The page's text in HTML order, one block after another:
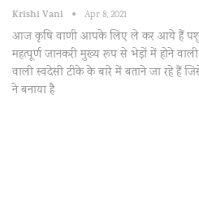
Krishi Vani Apr 8, 2021
आज कृषि वाणी आपके लिए ले कर आये हैं
महत्पूर्ण जानकरी मुख्य रूप से भेड़ों में होने
वाली स्वदेसी टीके के बारे में बताने जा रहे
ने बनाया है